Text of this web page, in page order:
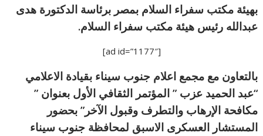
بهيئة مكتب سفراء السلام بمصر برئاسة الدكتورة هدى
عبدالله رئيس هيئة مكتب سفراء السلام.
[ad id=”1177″]
بالتعاون مع مجمع اعلام جنوب سيناء بقيادة الاعلامي
“عبد الحميد عزب ” المؤتمر الثقافي الأول بعنوان ”
مكافحة الإرهاب والتطرف وقبول الآخر” بحضور
المستشار العسكرى الاسبق لمحافظة جنوب سيناء